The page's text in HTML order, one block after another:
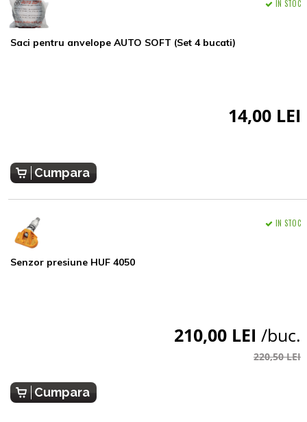
Saci pentru anvelope AUTO SOFT (Set 4 bucati)
IN STOC
14,00 LEI
Cumpara
Senzor presiune HUF 4050
IN STOC
210,00 LEI /buc.
220,50 LEI
Cumpara